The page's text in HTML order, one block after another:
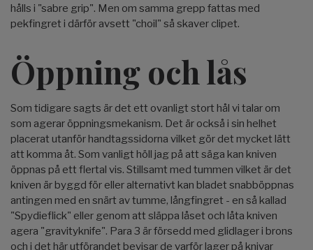
hålls i "sabre grip". Men om samma grepp fattas med
pekfingret i därför avsett "choil" så skaver clipet.
Öppning och lås
Som tidigare sagts är det ett ovanligt stort hål vi talar om
som agerar öppningsmekanism. Det är också i sin helhet
placerat utanför handtagssidorna vilket gör det mycket lätt
att komma åt. Som vanligt höll jag på att säga kan kniven
öppnas på ett flertal vis. Stillsamt med tummen vilket är det
kniven är byggd för eller alternativt kan bladet snabböppnas
antingen med en snärt av tumme, långfingret - en så kallad
"Spydieflick" eller genom att släppa låset och låta kniven
agera "gravityknife". Para 3 är försedd med glidlager i brons
och i det här utförandet bevisar de varför lager på knivar